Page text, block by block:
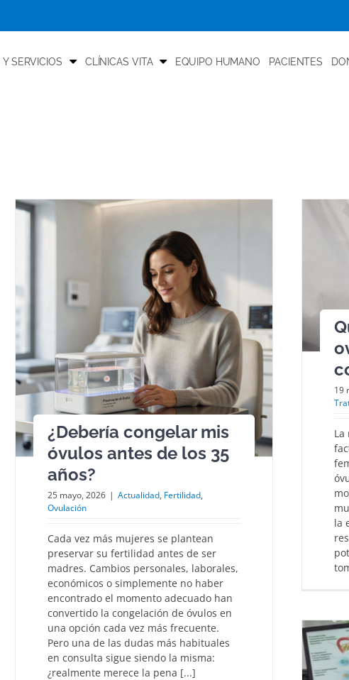
Y SERVICIOS CLÍNICAS VITA EQUIPO HUMANO PACIENTES
¿Debería congelar mis
óvulos antes de los 35
años?
25 mayo, 2026 | Actualidad, Fertilidad,
Ovulación
Cada vez más mujeres se plantean
preservar su fertilidad antes de ser
madres. Cambios personales, laborales,
económicos o simplemente no haber
encontrado el momento adecuado han
convertido la congelación de óvulos en
una opción cada vez más frecuente.
Pero una de las dudas más habituales
en consulta sigue siendo la misma:
¿realmente merece la pena [...]
19
La
la